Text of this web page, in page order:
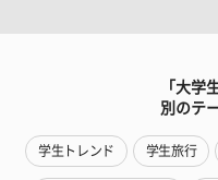
「大学
別のテ
学生トレンド 学生旅行